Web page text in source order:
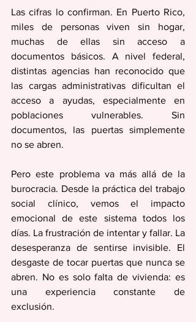
Las cifras lo confirman. En Puerto Rico,
miles de personas viven sin hogar,
muchas de ellas sin acceso a
documentos básicos. A nivel federal,
distintas agencias han reconocido que
las cargas administrativas dificultan el
acceso a ayudas, especialmente en
poblaciones vulnerables. Sin
documentos, las puertas simplemente
no se abren.
Pero este problema va más allá de la
burocracia. Desde la práctica del trabajo
social clínico, vemos el impacto
emocional de este sistema todos los
días. La frustración de intentar y fallar. La
desesperanza de sentirse invisible. El
desgaste de tocar puertas que nunca se
abren. No es solo falta de vivienda: es
una experiencia constante de
exclusión.